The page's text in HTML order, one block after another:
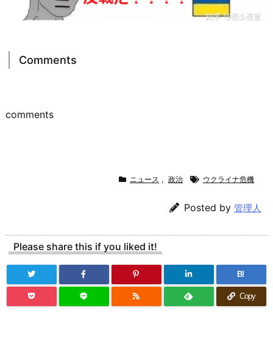
Comments
comments
ニュース , 政治 ウクライナ危機
Posted by 管理人
Please share this if you liked it!
B!
Copy